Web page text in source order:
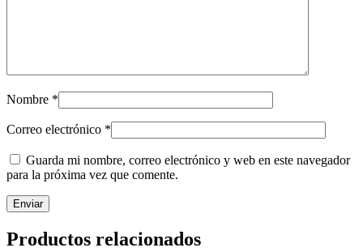
Nombre *
Correo electrónico *
Guarda mi nombre, correo electrónico y web en este navegador
para la próxima vez que comente.
Productos relacionados